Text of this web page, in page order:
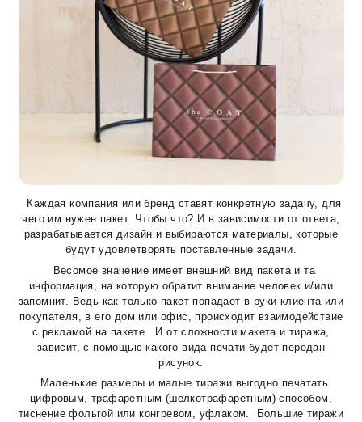
Каждая компания или бренд ставят конкретную задачу, для
чего им нужен пакет. Чтобы что? И в зависимости от ответа,
разрабатывается дизайн и выбираются материалы, которые
будут удовлетворять поставленные задачи.
Весомое значение имеет внешний вид пакета и та
информация, на которую обратит внимание человек и/или
запомнит. Ведь как только пакет попадает в руки клиента или
покупателя, в его дом или офис, происходит взаимодействие
с рекламой на пакете. И от сложности макета и тиража,
зависит, с помощью какого вида печати будет передан
рисунок.
Маленькие размеры и малые тиражи выгодно печатать
цифровым, трафаретным (шелкотрафаретным) способом,
тиснение фольгой или конгревом, уфлаком. Большие тиражи